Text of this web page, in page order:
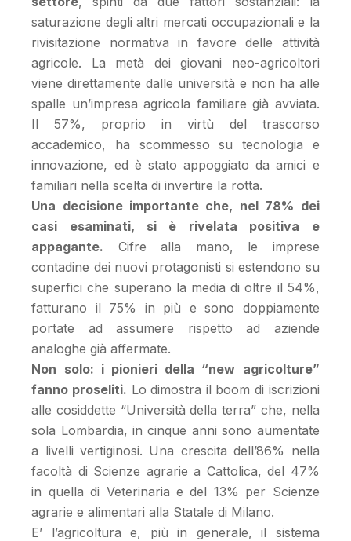
saturazione degli altri mercati occupazionali e la
rivisitazione normativa in favore delle attività
agricole. La metà dei giovani neo-agricoltori
viene direttamente dalle università e non ha alle
spalle un’impresa agricola familiare già avviata.
Il 57%, proprio in virtù del trascorso
accademico, ha scommesso su tecnologia e
innovazione, ed è stato appoggiato da amici e
familiari nella scelta di invertire la rotta.
Una decisione importante che, nel 78% dei
casi esaminati, si è rivelata positiva e
appagante. Cifre alla mano, le imprese
contadine dei nuovi protagonisti si estendono su
superfici che superano la media di oltre il 54%,
fatturano il 75% in più e sono doppiamente
portate ad assumere rispetto ad aziende
analoghe già affermate.
Non solo: i pionieri della “new agricolture”
fanno proseliti. Lo dimostra il boom di iscrizioni
alle cosiddette “Università della terra” che, nella
sola Lombardia, in cinque anni sono aumentate
a livelli vertiginosi. Una crescita dell’86% nella
facoltà di Scienze agrarie a Cattolica, del 47%
in quella di Veterinaria e del 13% per Scienze
agrarie e alimentari alla Statale di Milano.
E’ l’agricoltura e, più in generale, il sistema